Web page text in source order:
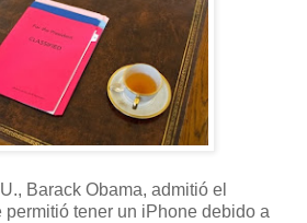
Barack Obama, admitió el
tener un iPhone debido a